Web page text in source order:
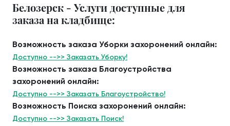
Белозерск - Услуги доступные для
заказа на кладбище:
Возможность заказа Уборки захоронений онлайн:
Доступно -->> Заказать Уборку!
Возможность заказа Благоустройства
захоронений онлайн:
Доступно -->> Заказать Благоустройство!
Возможность Поиска захоронений онлайн:
Доступно -->> Заказать Поиск!